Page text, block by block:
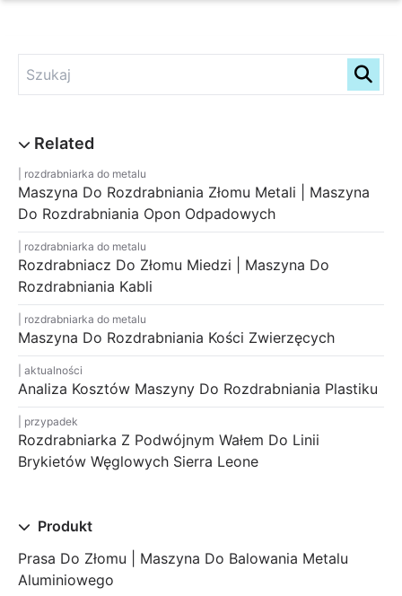
rozdrabniarka do metalu
Maszyna Do Rozdrabniania Złomu Metali | Maszyna
Do Rozdrabniania Opon Odpadowych
rozdrabniarka do metalu
Rozdrabniacz Do Złomu Miedzi | Maszyna Do
Rozdrabniania Kabli
rozdrabniarka do metalu
Maszyna Do Rozdrabniania Kości Zwierzęcych
aktualności
Analiza Kosztów Maszyny Do Rozdrabniania Plastiku
przypadek
Rozdrabniarka Z Podwójnym Wałem Do Linii
Brykietów Węglowych Sierra Leone
Produkt
Prasa Do Złomu | Maszyna Do Balowania Metalu
Aluminiowego